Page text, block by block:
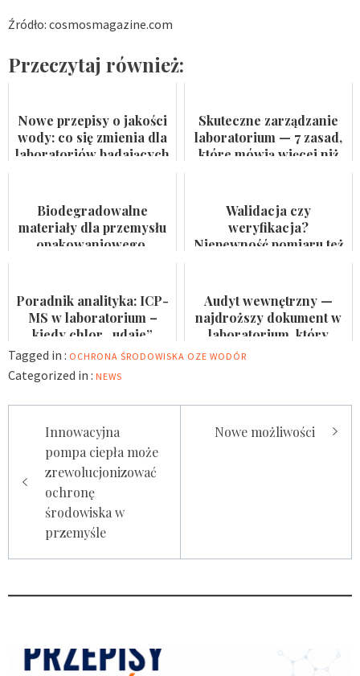
Źródło: cosmosmagazine.com
Przeczytaj również:
Nowe przepisy o jakości
wody: co się zmienia dla
laboratoriów badających
Skuteczne zarządzanie
laboratorium — 7 zasad,
które mówią więcej niż
Biodegradowalne
materiały dla przemysłu
opakowaniowego.
Walidacja czy
weryfikacja?
Niepewność pomiaru też
Poradnik analityka: ICP-
MS w laboratorium –
kiedy chlor „udaje”
arsen?
Audyt wewnętrzny —
najdroższy dokument w
laboratorium, który
nikomu się nie przydaje
Tagged in : OCHRONA ŚRODOWISKA OZE WODÓR
Categorized in : NEWS
Nawigacja
wpisu
Innowacyjna
pompa ciepła może
zrewolucjonizować
ochronę
środowiska w
przemyśle
Nowe możliwości